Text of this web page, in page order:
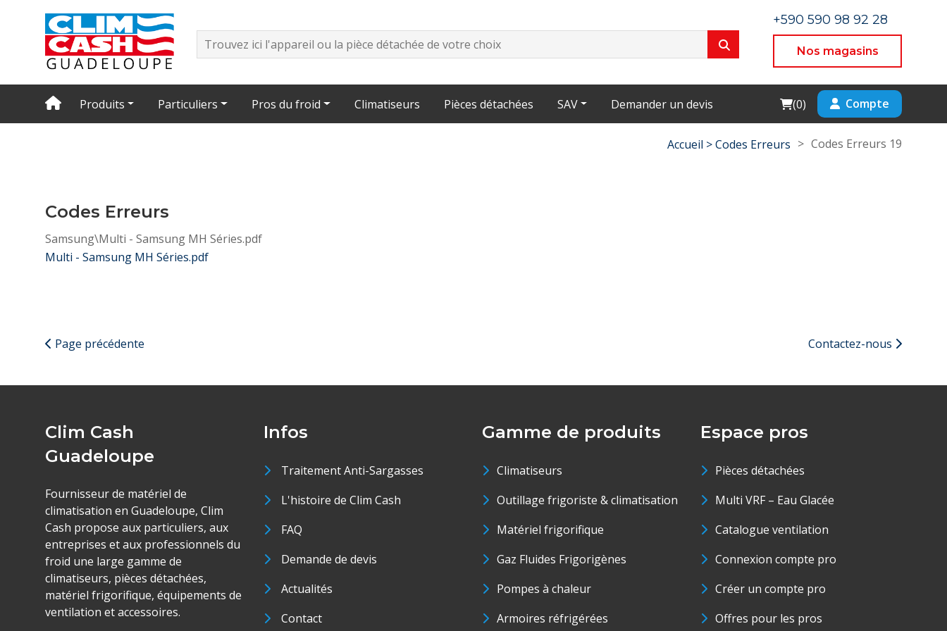
+590 590 98 92 28
Nos magasins
Produits Particuliers Pros du froid Climatiseurs Pièces détachées SAV Demander un devis Cart
(0) Compte
Accueil >Codes Erreurs > Codes Erreurs 19
Codes Erreurs
Samsung\Multi - Samsung MH Séries.pdf
Multi - Samsung MH Séries.pdf
Page précédente Contactez-nous
Clim Cash
Guadeloupe
Fournisseur de matériel de
climatisation en Guadeloupe, Clim
Cash propose aux particuliers, aux
entreprises et aux professionnels du
froid une large gamme de
climatiseurs, pièces détachées,
matériel frigorifique, équipements de
ventilation et accessoires.
Infos
Traitement Anti-Sargasses
L'histoire de Clim Cash
FAQ
Demande de devis
Actualités
Contact
Gamme de produits
Climatiseurs
Outillage frigoriste & climatisation
Matériel frigorifique
Gaz Fluides Frigorigènes
Pompes à chaleur
Armoires réfrigérées
Espace pros
Pièces détachées
Multi VRF – Eau Glacée
Catalogue ventilation
Connexion compte pro
Créer un compte pro
Offres pour les pros